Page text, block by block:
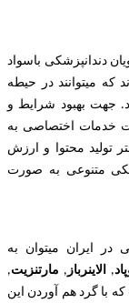
دندانپزشکی باسواد
که میتوانند در حیطه
جهت بهبود شرایط و
خدمات اختصاصی به
تولید محتوا و ارزش
متنوعی به صورت
در ایران میتوان به
,الاینرباز , مارتنزیت,
با گرد هم آوردن این